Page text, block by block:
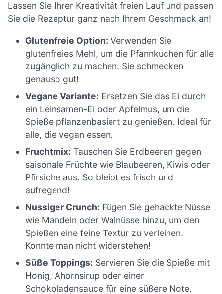
Lassen Sie Ihrer Kreativität freien Lauf und passen
Sie die Rezeptur ganz nach Ihrem Geschmack an!
Glutenfreie Option: Verwenden Sie
glutenfreies Mehl, um die Pfannkuchen für alle
zugänglich zu machen. Sie schmecken
genauso gut!
Vegane Variante: Ersetzen Sie das Ei durch
ein Leinsamen-Ei oder Apfelmus, um die
Spieße pflanzenbasiert zu genießen. Ideal für
alle, die vegan essen.
Fruchtmix: Tauschen Sie Erdbeeren gegen
saisonale Früchte wie Blaubeeren, Kiwis oder
Pfirsiche aus. So bleibt es frisch und
aufregend!
Nussiger Crunch: Fügen Sie gehackte Nüsse
wie Mandeln oder Walnüsse hinzu, um den
Spießen eine feine Textur zu verleihen.
Konnte man nicht widerstehen!
Süße Toppings: Servieren Sie die Spieße mit
Honig, Ahornsirup oder einer
Schokoladensauce für eine süßere Note.